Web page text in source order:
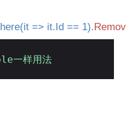
=> it.Id == 1).
一样用法